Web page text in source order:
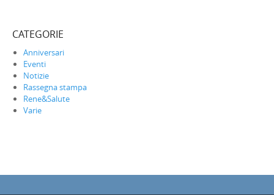
CATEGORIE
Anniversari
Eventi
Notizie
Rassegna stampa
Rene&Salute
Varie